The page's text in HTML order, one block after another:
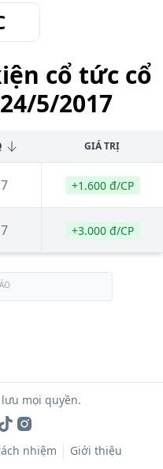
cổ tức cổ
5/2017
GIÁ TRỊ
+1.600 đ/CP
+3.000 đ/CP
lưu mọi quyền.
nhiệm Giới thiệu